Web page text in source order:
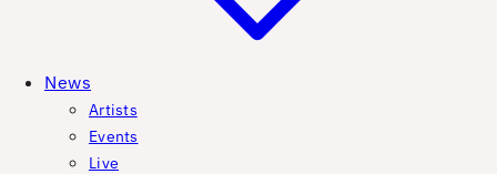
News
Artists
Events
Live